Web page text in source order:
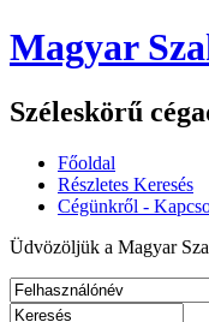
Magyar
Széleskörű
Főoldal
Részletes Keresés
Cégünkről -
Üdvözöljük a Magyar